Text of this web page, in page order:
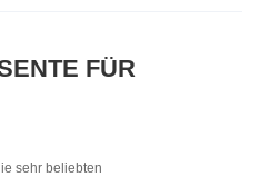
FÜR
sehr beliebten